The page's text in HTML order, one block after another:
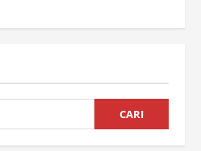
CARI